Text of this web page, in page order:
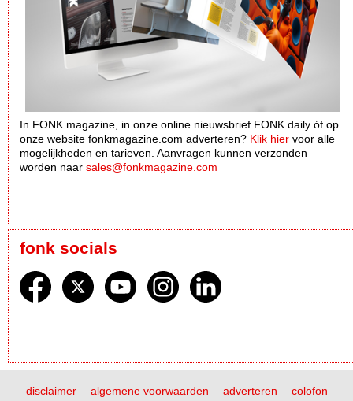
In FONK magazine, in onze online nieuwsbrief FONK daily óf op
onze website fonkmagazine.com adverteren? Klik hier voor alle
mogelijkheden en tarieven. Aanvragen kunnen verzonden
worden naar sales@fonkmagazine.com
fonk socials
disclaimer algemene voorwaarden adverteren colofon